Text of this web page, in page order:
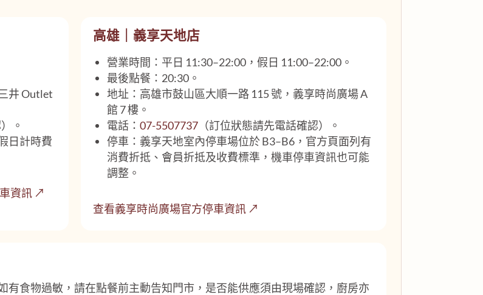
井 Outlet
。
日計時費
資訊 ↗
高雄｜義享天地店
營業時間：平日 11:30–22:00，假日 11:00–22:00。
最後點餐：20:30。
地址：高雄市鼓山區大順一路 115 號，義享時尚廣場 A
館 7 樓。
電話：07-5507737 （訂位狀態請先電話確認）。
停車：義享天地室內停車場位於 B3–B6，官方頁面列有
消費折抵、會員折抵及收費標準，機車停車資訊也可能
調整。
查看義享時尚廣場官方停車資訊 ↗
有食物過敏，請在點餐前主動告知門市，是否能供應須由現場確認，廚房亦